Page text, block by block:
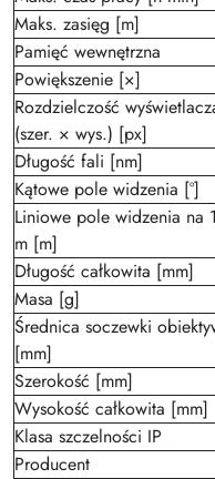
Maks. zasięg [m]
Pamięć wewnętrzna
Powiększenie [×]
Rozdzielczość
(szer. × wys.) [px]
Długość fali [nm]
Kątowe pole widzenia [°]
Liniowe pole widzenia na
m [m]
Długość całkowita [mm]
Masa [g]
Średnica soczewki
[mm]
Szerokość [mm]
Wysokość całkowita [mm]
Klasa szczelności IP
Producent